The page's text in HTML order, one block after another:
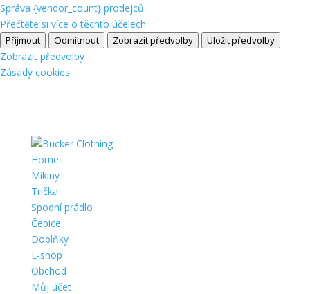
Správa {vendor_count} prodejců
Přečtěte si více o těchto účelech
Přijmout Odmítnout Zobrazit předvolby Uložit předvolby
Zobrazit předvolby
Zásady cookies
Home
Mikiny
Trička
Spodní prádlo
Čepice
Doplňky
E-shop
Obchod
Můj účet